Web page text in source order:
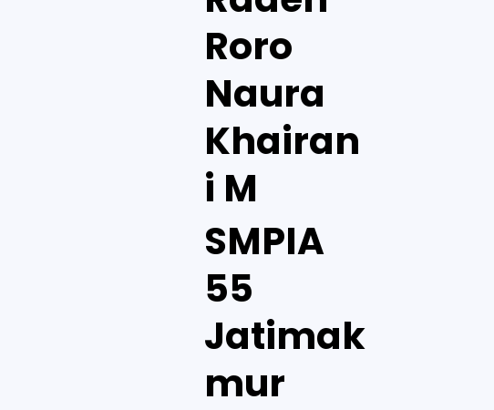
Roro
Naura
Khairan
i M
SMPIA
55
Jatimak
mur